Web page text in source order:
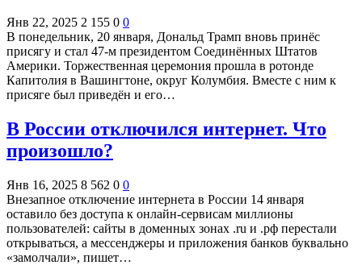
Янв 22, 2025 2 155 0 0
В понедельник, 20 января, Дональд Трамп вновь принёс
присягу и стал 47-м президентом Соединённых Штатов
Америки. Торжественная церемония прошла в ротонде
Капитолия в Вашингтоне, округ Колумбия. Вместе с ним к
присяге был приведён и его…
В России отключился интернет. Что
произошло?
Янв 16, 2025 8 562 0 0
Внезапное отключение интернета в России 14 января
оставило без доступа к онлайн-сервисам миллионы
пользователей: сайты в доменных зонах .ru и .рф перестали
открываться, а мессенджеры и приложения банков буквально
«замолчали», пишет…